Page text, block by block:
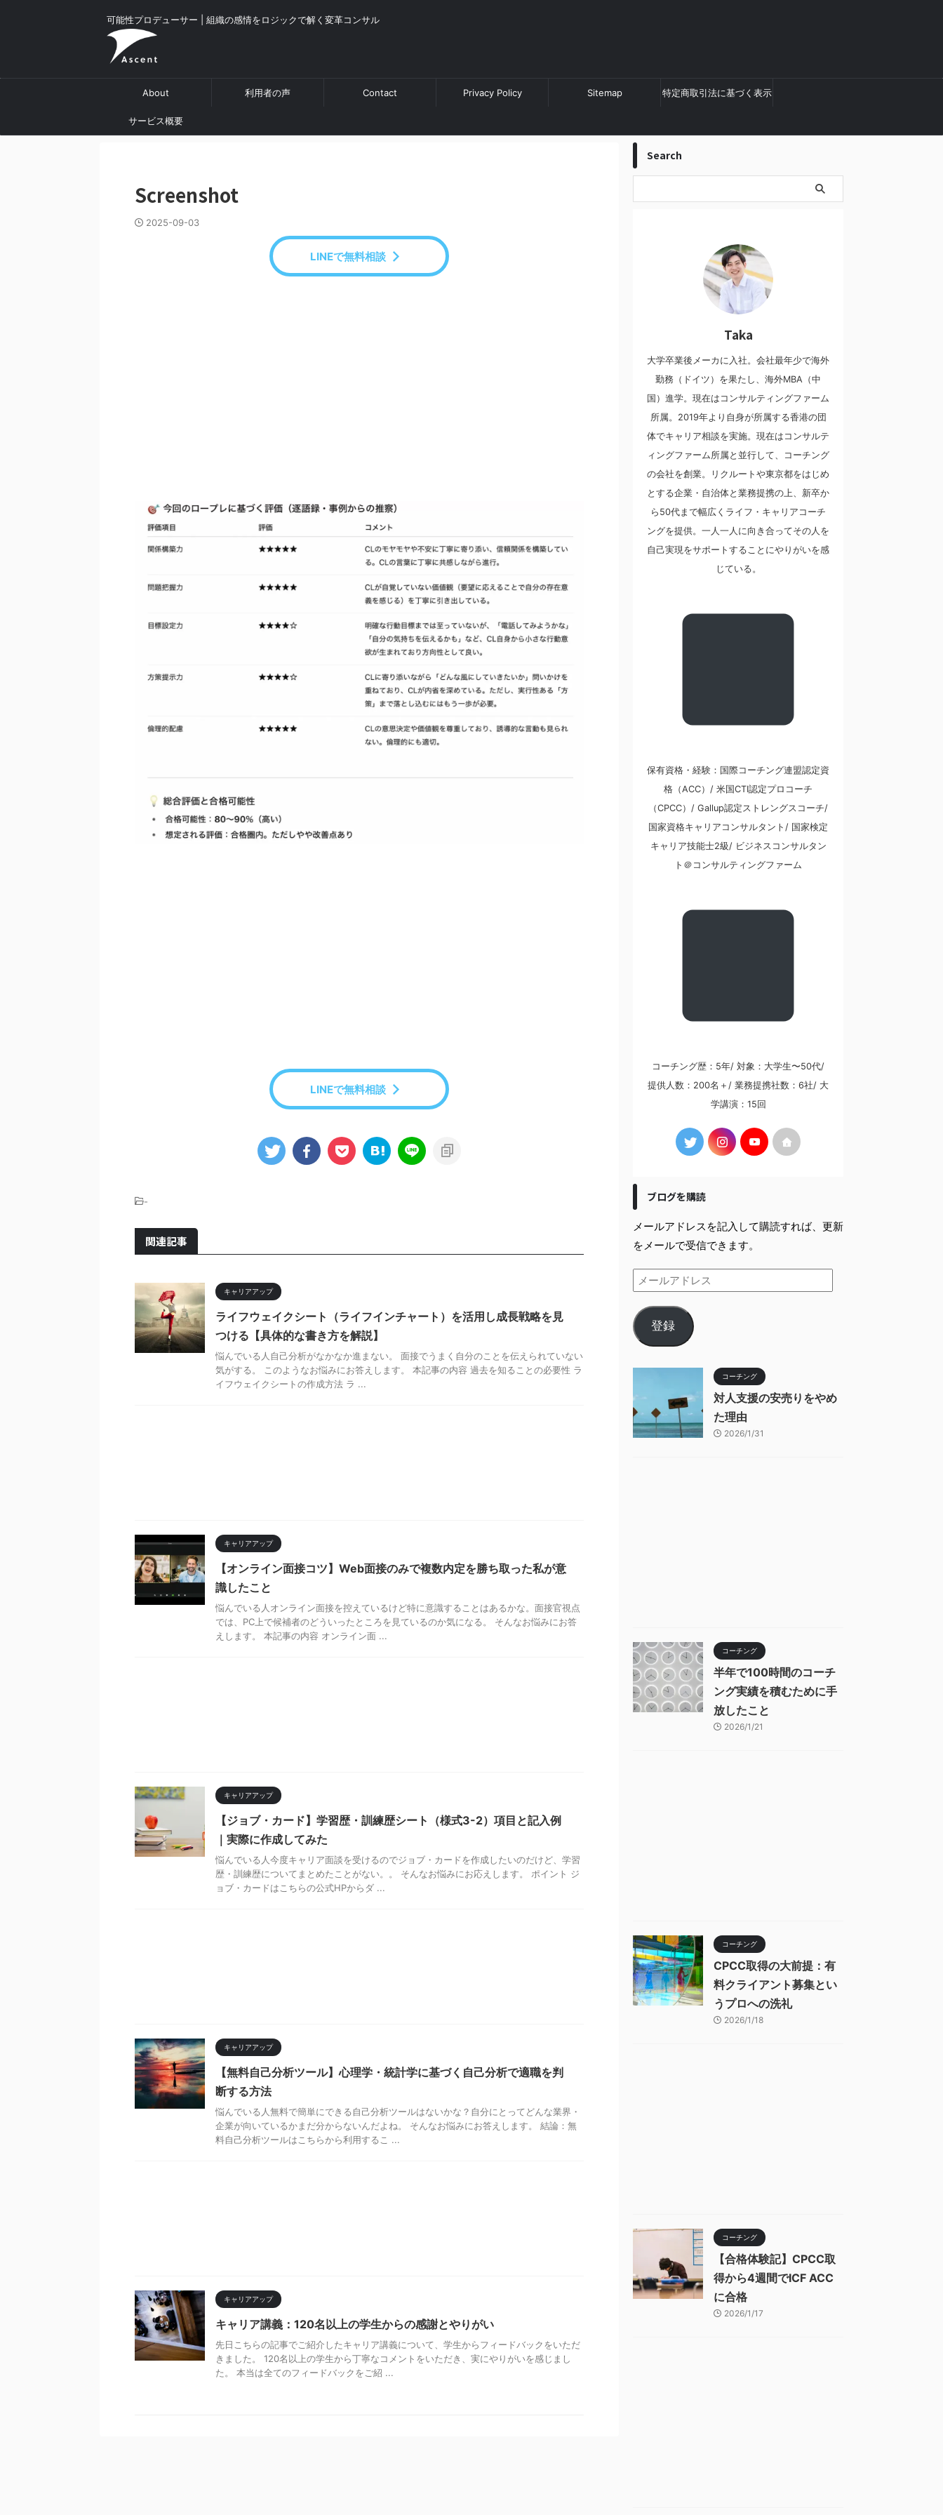
可能性プロデューサー | 組織の感情をロジックで解く変革コンサル
About 利用者の声 Contact Privacy Policy Sitemap 特定商取引法に基づく表示
サービス概要
Screenshot
2025-09-03
LINEで無料相談
LINEで無料相談
-
関連記事
キャリアアップ
ライフウェイクシート（ライフインチャート）を活用し成長戦略を見
つける【具体的な書き方を解説】
悩んでいる人自己分析がなかなか進まない。 面接でうまく自分のことを伝えられていない
気がする。 このようなお悩みにお答えします。 本記事の内容 過去を知ることの必要性 ラ
イフウェイクシートの作成方法 ラ ...
キャリアアップ
【オンライン面接コツ】Web面接のみで複数内定を勝ち取った私が意
識したこと
悩んでいる人オンライン面接を控えているけど特に意識することはあるかな。面接官視点
では、PC上で候補者のどういったところを見ているのか気になる。 そんなお悩みにお答
えします。 本記事の内容 オンライン面 ...
キャリアアップ
【ジョブ・カード】学習歴・訓練歴シート（様式3-2）項目と記入例
｜実際に作成してみた
悩んでいる人今度キャリア面談を受けるのでジョブ・カードを作成したいのだけど、学習
歴・訓練歴についてまとめたことがない。。 そんなお悩みにお応えします。 ポイント ジ
ョブ・カードはこちらの公式HPからダ ...
キャリアアップ
【無料自己分析ツール】心理学・統計学に基づく自己分析で適職を判
断する方法
悩んでいる人無料で簡単にできる自己分析ツールはないかな？自分にとってどんな業界・
企業が向いているかまだ分からないんだよね。 そんなお悩みにお答えします。 結論：無
料自己分析ツールはこちらから利用するこ ...
キャリアアップ
キャリア講義：120名以上の学生からの感謝とやりがい
先日こちらの記事でご紹介したキャリア講義について、学生からフィードバックをいただ
きました。 120名以上の学生から丁寧なコメントをいただき、実にやりがいを感じまし
た。 本当は全てのフィードバックをご紹 ...
Search
Taka
大学卒業後メーカに入社。会社最年少で海外
勤務（ドイツ）を果たし、海外MBA（中
国）進学。現在はコンサルティングファーム
所属。2019年より自身が所属する香港の団
体でキャリア相談を実施。現在はコンサルテ
ィングファーム所属と並行して、コーチング
の会社を創業。リクルートや東京都をはじめ
とする企業・自治体と業務提携の上、新卒か
ら50代まで幅広くライフ・キャリアコーチ
ングを提供。一人一人に向き合ってその人を
自己実現をサポートすることにやりがいを感
じている。
保有資格・経験：国際コーチング連盟認定資
格（ACC）/ 米国CTI認定プロコーチ
（CPCC）/ Gallup認定ストレングスコーチ/
国家資格キャリアコンサルタント/ 国家検定
キャリア技能士2級/ ビジネスコンサルタン
ト＠コンサルティングファーム
コーチング歴：5年/ 対象：大学生〜50代/
提供人数：200名＋/ 業務提携社数：6社/ 大
学講演：15回
ブログを購読
メールアドレスを記入して購読すれば、更新
をメールで受信できます。
登録
コーチング
対人支援の安売りをやめ
た理由
2026/1/31
コーチング
半年で100時間のコーチ
ング実績を積むために手
放したこと
2026/1/21
コーチング
CPCC取得の大前提：有
料クライアント募集とい
うプロへの洗礼
2026/1/18
コーチング
【合格体験記】CPCC取
得から4週間でICF ACC
に合格
2026/1/17